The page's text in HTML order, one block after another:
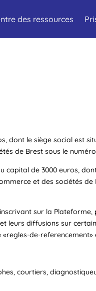
des ressources
le siège social est
de Brest sous le numéro
de 3000 euros,
et des sociétés de
sur la
leurs diffusions sur
de-referencement»
courtiers,